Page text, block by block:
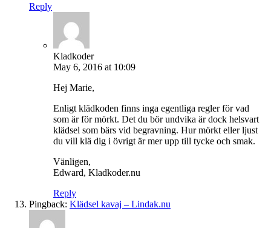
Reply
Kladkoder
May 6, 2016 at 10:09
Hej Marie,
Enligt klädkoden finns inga egentliga regler för vad
som är för mörkt. Det du bör undvika är dock helsvart
klädsel som bärs vid begravning. Hur mörkt eller ljust
du vill klä dig i övrigt är mer upp till tycke och smak.
Vänligen,
Edward, Kladkoder.nu
Reply
Pingback: Klädsel kavaj – Lindak.nu